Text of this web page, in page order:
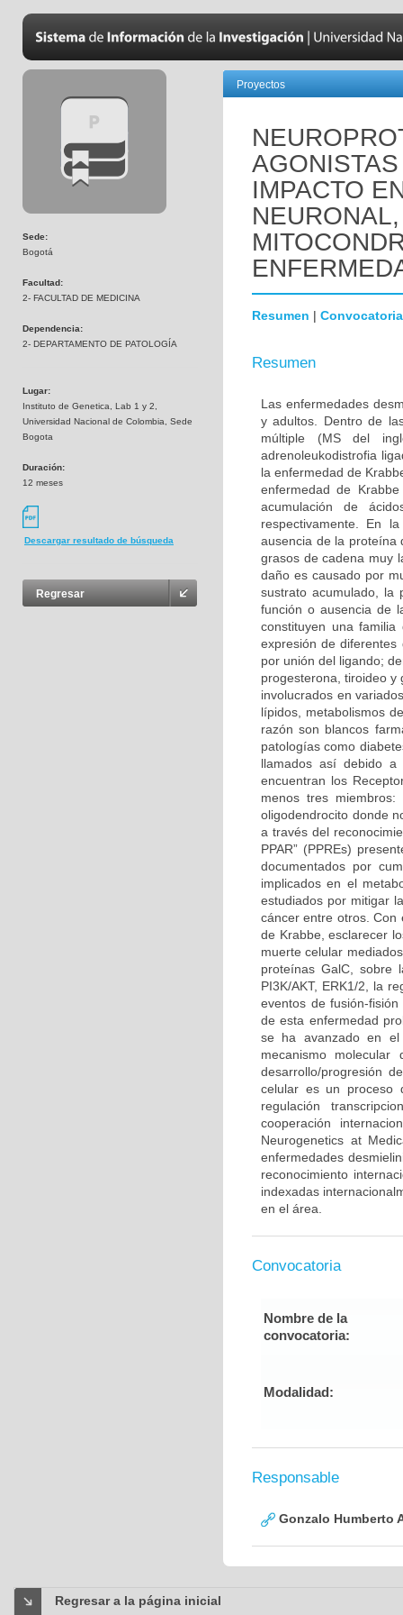
Sede:
Bogotá
Facultad:
2- FACULTAD DE MEDICINA
Dependencia:
2- DEPARTAMENTO DE PATOLOGÍA
Lugar:
Instituto de Genetica, Lab 1 y 2,
Universidad Nacional de Colombia, Sede
Bogota
Duración:
12 meses
Descargar resultado de búsqueda
Regresar
Proyectos
IMPACTO
Resumen | Convocatoria
Resumen
Las enfermedades
y adultos. Dentro de
múltiple (MS del
adrenoleukodistrofia
la enfermedad de
enfermedad de
acumulación de
respectivamente. En
ausencia de la proteína
grasos de cadena muy
daño es causado por
sustrato acumulado, la
función o ausencia de
constituyen una
expresión de
por unión del ligando;
progesterona, tiroideo y
involucrados en
lípidos, metabolismos
razón son blancos
patologías como
llamados así debido
encuentran los
menos tres miembros:
oligodendrocito donde
a través del
PPAR” (PPREs)
documentados por
implicados en el
estudiados por mitigar
cáncer entre otros. Con
de Krabbe, esclarecer
muerte celular
proteínas GalC, sobre
PI3K/AKT, ERK1/2, la
eventos de fusión-
de esta enfermedad
se ha avanzado en el
mecanismo
desarrollo/progresión
celular es un proceso
regulación
cooperación
Neurogenetics at
enfermedades
reconocimiento
indexadas
en el área.
Convocatoria
Nombre de la
convocatoria:
Modalidad:
Responsable
Gonzalo Humberto
Regresar a la página inicial